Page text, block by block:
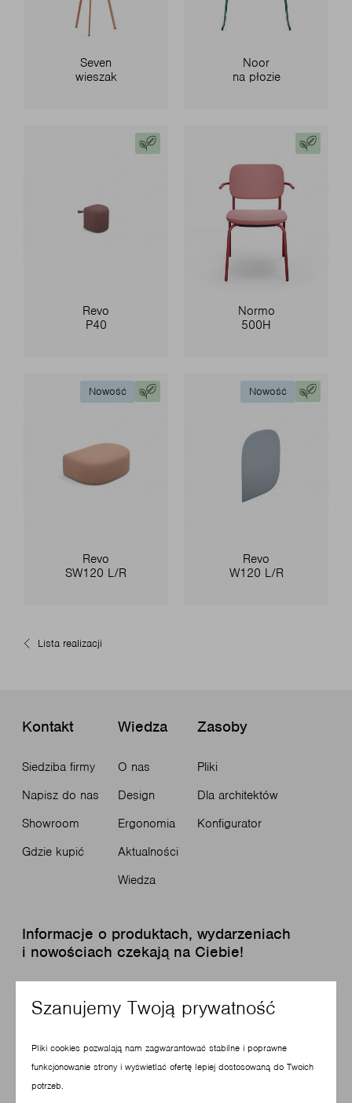
Seven
wieszak
Noor
na płozie
Revo
P40
Normo
500H
Nowość
Revo
SW120 L/R
Nowość
Revo
W120 L/R
Lista realizacji
Kontakt
Siedziba firmy
Napisz do nas
Showroom
Gdzie kupić
Wiedza
O nas
Design
Ergonomia
Aktualności
Wiedza
Zasoby
Pliki
Dla architektów
Konfigurator
Informacje o produktach, wydarzeniach
i nowościach czekają na Ciebie!
Zapisz się do newslettera
Szanujemy Twoją prywatność
Pliki cookies pozwalają nam zagwarantować stabilne i poprawne
funkcjonowanie strony i wyświetlać ofertę lepiej dostosowaną do Twoich
potrzeb.